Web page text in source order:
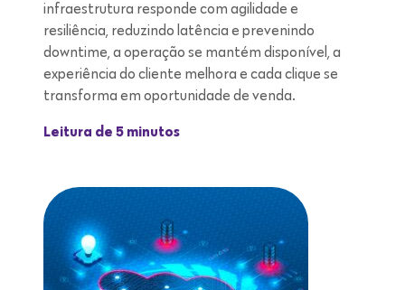
infraestrutura responde com agilidade e
resiliência, reduzindo latência e prevenindo
downtime, a operação se mantém disponível, a
experiência do cliente melhora e cada clique se
transforma em oportunidade de venda.
Leitura de 5 minutos